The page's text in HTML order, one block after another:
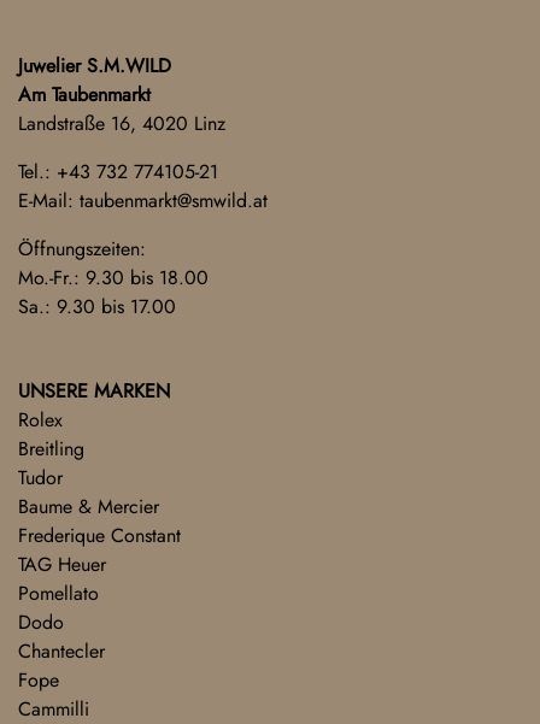
Juwelier S.M.WILD
Am Taubenmarkt
Landstraße 16, 4020 Linz
Tel.: +43 732 774105-21
E-Mail: taubenmarkt@smwild.at
Öffnungszeiten:
Mo.-Fr.: 9.30 bis 18.00
Sa.: 9.30 bis 17.00
UNSERE MARKEN
Rolex
Breitling
Tudor
Baume & Mercier
Frederique Constant
TAG Heuer
Pomellato
Dodo
Chantecler
Fope
Cammilli